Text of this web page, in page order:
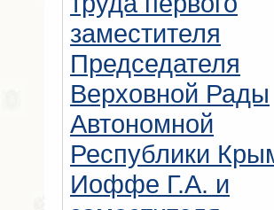
заместителя
Председателя
Верховной Рады
Автономной
Республики
Иоффе Г.А. и